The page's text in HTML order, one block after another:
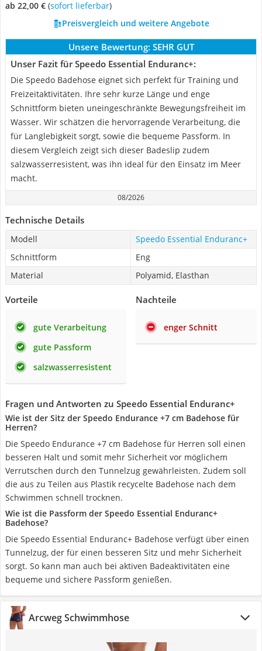
ab 22,00 € ( Sofort lieferbar)
Preisvergleich und weitere Angebote
Unsere Bewertung: SEHR GUT
Unser Fazit für Speedo Essential Enduranc+:
Die Speedo Badehose eignet sich perfekt für Training und
Freizeitaktivitäten. Ihre sehr kurze Länge und enge
Schnittform bieten uneingeschränkte Bewegungsfreiheit im
Wasser. Wir schätzen die hervorragende Verarbeitung, die
für Langlebigkeit sorgt, sowie die bequeme Passform. In
diesem Vergleich zeigt sich dieser Badeslip zudem
salzwasserresistent, was ihn ideal für den Einsatz im Meer
macht.
08/2026
Technische Details
Modell
Speedo Essential Enduranc+
Schnittform
Eng
Material
Polyamid, Elasthan
Vorteile
gute Verarbeitung
gute Passform
salzwasserresistent
Nachteile
enger Schnitt
Fragen und Antworten zu Speedo Essential Enduranc+
Wie ist der Sitz der Speedo Endurance +7 cm Badehose für
Herren?
Die Speedo Endurance +7 cm Badehose für Herren soll einen
besseren Halt und somit mehr Sicherheit vor möglichem
Verrutschen durch den Tunnelzug gewährleisten. Zudem soll
die aus zu Teilen aus Plastik recycelte Badehose nach dem
Schwimmen schnell trocknen.
Wie ist die Passform der Speedo Essential Enduranc+
Badehose?
Die Speedo Essential Enduranc+ Badehose verfügt über einen
Tunnelzug, der für einen besseren Sitz und mehr Sicherheit
sorgt. So kann man auch bei aktiven Badeaktivitäten eine
bequeme und sichere Passform genießen.
Arcweg Schwimmhose